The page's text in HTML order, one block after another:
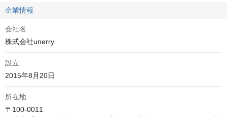
企業情報
会社名
株式会社unerry
設立
2015年8月20日
所在地
〒100-0011